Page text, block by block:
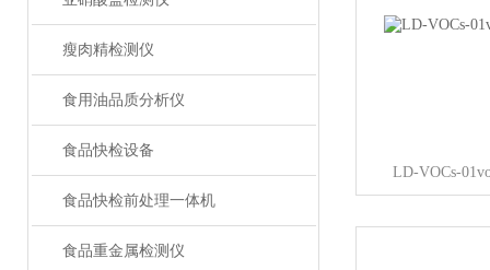
瘦肉精检测仪
食用油品质分析仪
食品快检设备
食品快检前处理一体机
食品重金属检测仪
LD-VOCs-